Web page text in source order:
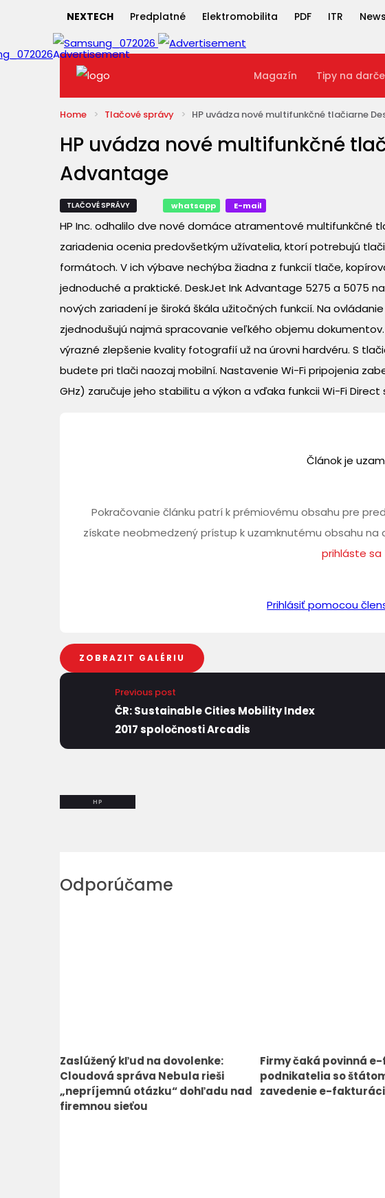
NEXTECH Predplatné Elektromobilita PDF ITR
Magazín Tipy na
Home Tlačové správy HP uvádza nové multifunkčné tlačiarne
HP uvádza nové multifunkčné
Advantage
TLAČOVÉ SPRÁVY whatsapp E-mail
HP Inc. odhalilo dve nové domáce atramentové multifunkčné
zariadenia ocenia predovšetkým užívatelia, ktorí potrebujú
formátoch. V ich výbave nechýba žiadna z funkcií tlače,
jednoduché a praktické. DeskJet Ink Advantage 5275 a 5075
nových zariadení je široká škála užitočných funkcií. Na
zjednodušujú najmä spracovanie veľkého objemu
výrazné zlepšenie kvality fotografií už na úrovni hardvéru. S
budete pri tlači naozaj mobilní. Nastavenie Wi-Fi pripojenia
GHz) zaručuje jeho stabilitu a výkon a vďaka funkcii Wi-Fi
Článok je
Pokračovanie článku patrí k prémiovému obsahu pre
získate neobmedzený prístup k uzamknutému obsahu na
prihláste sa
Prihlásiť pomocou
ZOBRAZIT GALÉRIU
Previous post
ČR: Sustainable Cities Mobility Index
2017 spoločnosti Arcadis
HP
Odporúčame
Zaslúžený kľud na dovolenke:
Cloudová správa Nebula rieši
„nepríjemnú otázku“ dohľadu nad
firemnou sieťou
Firmy čaká povinná
podnikatelia so
zavedenie e-